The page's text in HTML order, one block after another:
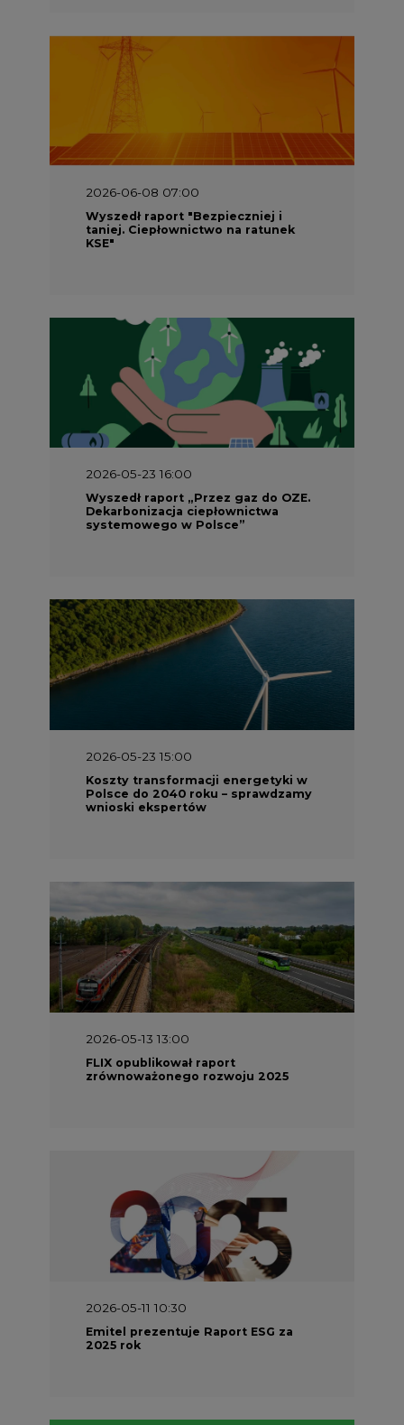
2026-06-08 07:00
Wyszedł raport "Bezpieczniej i
taniej. Ciepłownictwo na ratunek
KSE"
2026-05-23 16:00
Wyszedł raport „Przez gaz do OZE.
Dekarbonizacja ciepłownictwa
systemowego w Polsce”
2026-05-23 15:00
Koszty transformacji energetyki w
Polsce do 2040 roku – sprawdzamy
wnioski ekspertów
2026-05-13 13:00
FLIX opublikował raport
zrównoważonego rozwoju 2025
2026-05-11 10:30
Emitel prezentuje Raport ESG za
2025 rok